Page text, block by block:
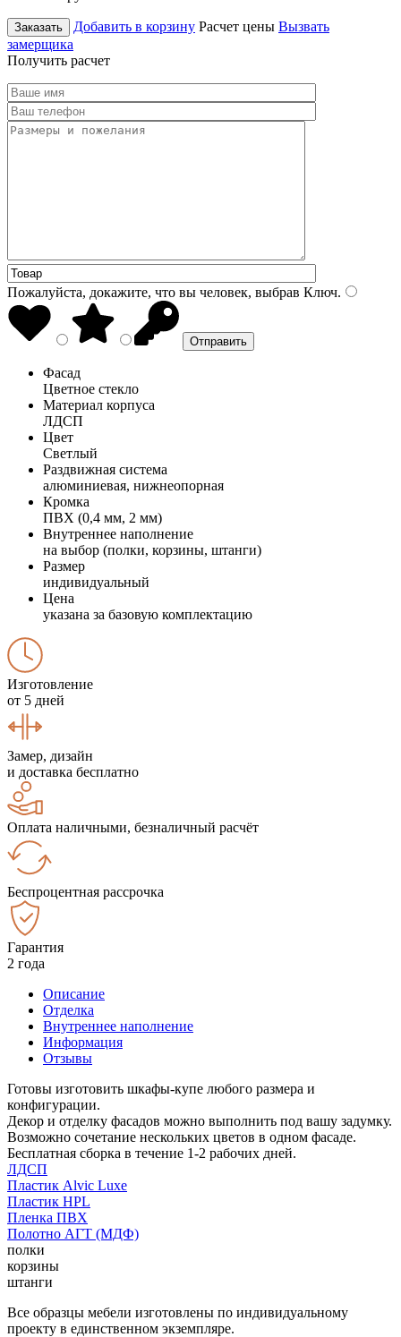
Заказать Добавить в корзину Расчет цены Вызвать
замерщика
Получить расчет
Пожалуйста, докажите, что вы человек, выбрав Ключ.
Фасад
Цветное стекло
Материал корпуса
ЛДСП
Цвет
Светлый
Раздвижная система
алюминиевая, нижнеопорная
Кромка
ПВХ (0,4 мм, 2 мм)
Внутреннее наполнение
на выбор (полки, корзины, штанги)
Размер
индивидуальный
Цена
указана за базовую комплектацию
Изготовление
от 5 дней
Замер, дизайн
и доставка бесплатно
Оплата наличными, безналичный расчёт
Беспроцентная рассрочка
Гарантия
2 года
Описание
Отделка
Внутреннее наполнение
Информация
Отзывы
Готовы изготовить шкафы-купе любого размера и
конфигурации.
Декор и отделку фасадов можно выполнить под вашу задумку.
Возможно сочетание нескольких цветов в одном фасаде.
Бесплатная сборка в течение 1-2 рабочих дней.
ЛДСП
Пластик Alvic Luxe
Пластик HPL
Пленка ПВХ
Полотно АГТ (МДФ)
полки
корзины
штанги
Все образцы мебели изготовлены по индивидуальному
проекту в единственном экземпляре.